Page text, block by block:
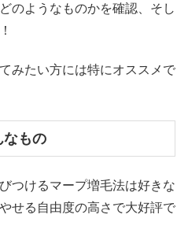
のようなものかを確認、そし
みたい方には特にオススメで
なもの
つけるマープ増毛法は好きな
せる自由度の高さで大好評で